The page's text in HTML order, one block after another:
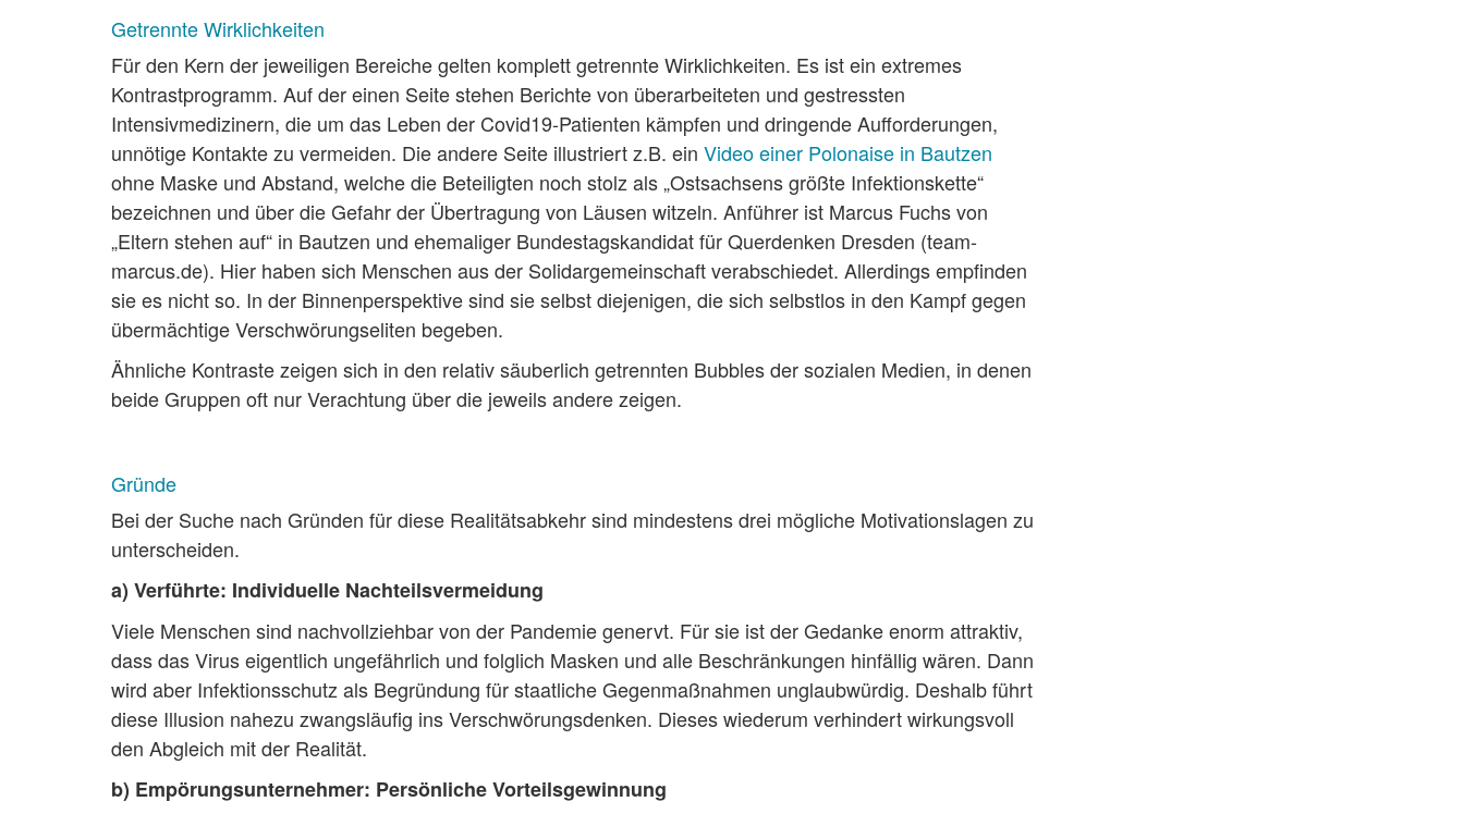
Getrennte Wirklichkeiten
Für den Kern der jeweiligen Bereiche gelten komplett getrennte Wirklichkeiten. Es ist ein extremes
Kontrastprogramm. Auf der einen Seite stehen Berichte von überarbeiteten und gestressten
Intensivmedizinern, die um das Leben der Covid19-Patienten kämpfen und dringende Aufforderungen,
unnötige Kontakte zu vermeiden. Die andere Seite illustriert z.B. ein Video einer Polonaise in Bautzen
ohne Maske und Abstand, welche die Beteiligten noch stolz als „Ostsachsens größte Infektionskette“
bezeichnen und über die Gefahr der Übertragung von Läusen witzeln. Anführer ist Marcus Fuchs von
„Eltern stehen auf“ in Bautzen und ehemaliger Bundestagskandidat für Querdenken Dresden (team-
marcus.de). Hier haben sich Menschen aus der Solidargemeinschaft verabschiedet. Allerdings empfinden
sie es nicht so. In der Binnenperspektive sind sie selbst diejenigen, die sich selbstlos in den Kampf gegen
übermächtige Verschwörungseliten begeben.
Ähnliche Kontraste zeigen sich in den relativ säuberlich getrennten Bubbles der sozialen Medien, in denen
beide Gruppen oft nur Verachtung über die jeweils andere zeigen.
Gründe
Bei der Suche nach Gründen für diese Realitätsabkehr sind mindestens drei mögliche Motivationslagen zu
unterscheiden.
a) Verführte: Individuelle Nachteilsvermeidung
Viele Menschen sind nachvollziehbar von der Pandemie genervt. Für sie ist der Gedanke enorm attraktiv,
dass das Virus eigentlich ungefährlich und folglich Masken und alle Beschränkungen hinfällig wären. Dann
wird aber Infektionsschutz als Begründung für staatliche Gegenmaßnahmen unglaubwürdig. Deshalb führt
diese Illusion nahezu zwangsläufig ins Verschwörungsdenken. Dieses wiederum verhindert wirkungsvoll
den Abgleich mit der Realität.
b) Empörungsunternehmer: Persönliche Vorteilsgewinnung